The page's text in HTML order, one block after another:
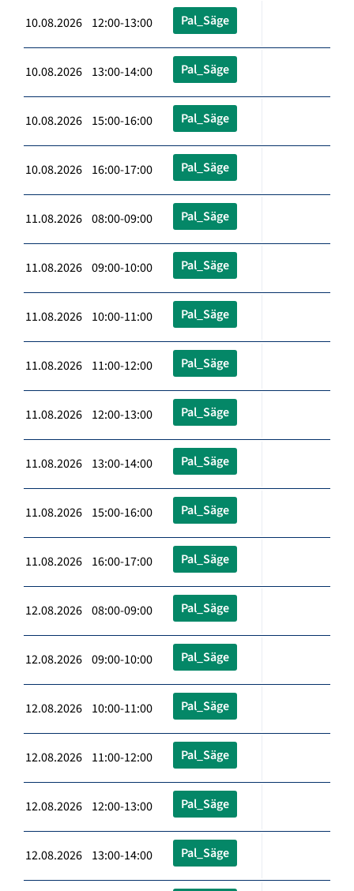
10.08.2026 12:00-13:00 Pal_Säge
10.08.2026 13:00-14:00 Pal_Säge
10.08.2026 15:00-16:00 Pal_Säge
10.08.2026 16:00-17:00 Pal_Säge
11.08.2026 08:00-09:00 Pal_Säge
11.08.2026 09:00-10:00 Pal_Säge
11.08.2026 10:00-11:00 Pal_Säge
11.08.2026 11:00-12:00 Pal_Säge
11.08.2026 12:00-13:00 Pal_Säge
11.08.2026 13:00-14:00 Pal_Säge
11.08.2026 15:00-16:00 Pal_Säge
11.08.2026 16:00-17:00 Pal_Säge
12.08.2026 08:00-09:00 Pal_Säge
12.08.2026 09:00-10:00 Pal_Säge
12.08.2026 10:00-11:00 Pal_Säge
12.08.2026 11:00-12:00 Pal_Säge
12.08.2026 12:00-13:00 Pal_Säge
12.08.2026 13:00-14:00 Pal_Säge